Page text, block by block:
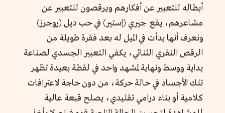
أبطاله للتعبير عن أفكارهم ويرقصون للتعبير عن
مشاعرهم، يقع جيري (إستير) في حب ديل (روجرز)
ونعرف أنها بدأت في الميل له بعد فقرة طويلة من
الرقص النقري الثنائي، يكفي التعبير الجسدي لصناعة
بداية ووسط ونهاية لمشهد واحد في لقطة بعيدة تظهر
تلك الأجساد في حالة حركة، من دون حاجة لاعترافات
كلامية أو بناء درامي تقليدي، يصلح قبعة عالية